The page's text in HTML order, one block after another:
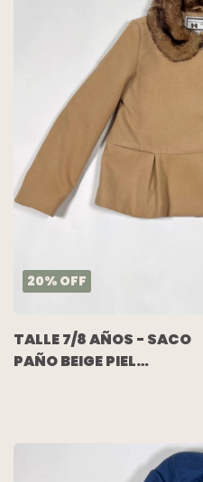
20% OFF
TALLE 7/8 AÑOS - SACO
PAÑO BEIGE PIEL